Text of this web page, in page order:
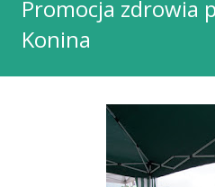
Promocja zdrowia
Konina